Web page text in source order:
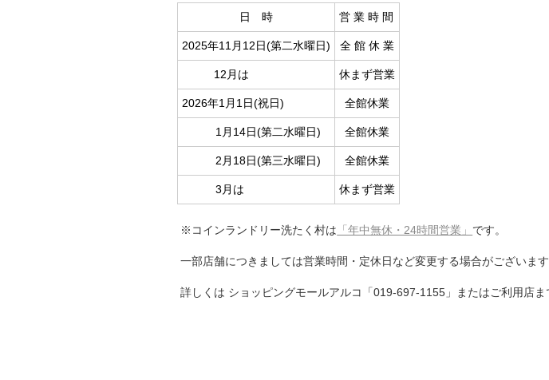
日 時 営 業 時 間
2025年11月12日(第二水曜日) 全 館 休 業
12月は 休まず営業
2026年1月1日(祝日) 全館休業
1月14日(第二水曜日) 全館休業
2月18日(第三水曜日) 全館休業
3月は 休まず営業
※コインランドリー洗たく村は 「年中無休・24時間営業」 です。
一部店舗につきましては営業時間・定休日など変更する場合がございます
詳しくは ショッピングモールアルコ「019-697-1155」またはご利用店ま